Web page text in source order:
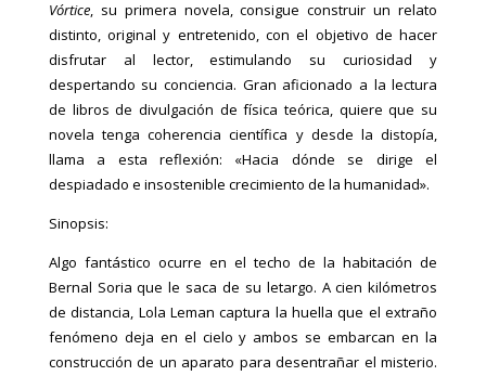
Vórtice, su primera novela, consigue construir un relato
distinto, original y entretenido, con el objetivo de hacer
disfrutar al lector, estimulando su curiosidad y
despertando su conciencia. Gran aficionado a la lectura
de libros de divulgación de física teórica, quiere que su
novela tenga coherencia científica y desde la distopía,
llama a esta reflexión: «Hacia dónde se dirige el
despiadado e insostenible crecimiento de la humanidad».
Sinopsis:
Algo fantástico ocurre en el techo de la habitación de
Bernal Soria que le saca de su letargo. A cien kilómetros
de distancia, Lola Leman captura la huella que el extraño
fenómeno deja en el cielo y ambos se embarcan en la
construcción de un aparato para desentrañar el misterio.